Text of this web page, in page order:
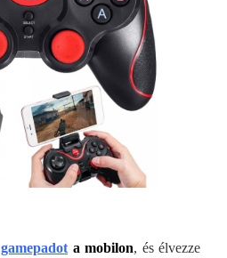
gamepadot a mobilon, és élvezze